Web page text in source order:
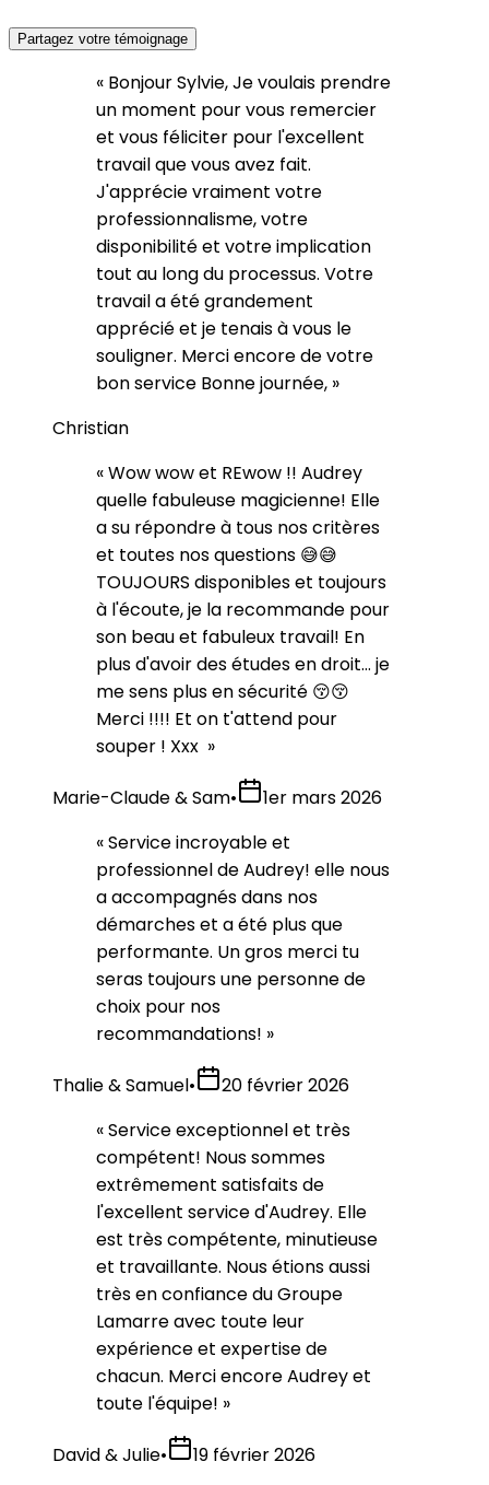
Partagez votre témoignage
« Bonjour Sylvie, Je voulais prendre
un moment pour vous remercier
et vous féliciter pour l'excellent
travail que vous avez fait.
J'apprécie vraiment votre
professionnalisme, votre
disponibilité et votre implication
tout au long du processus. Votre
travail a été grandement
apprécié et je tenais à vous le
souligner. Merci encore de votre
bon service Bonne journée, »
Christian
«Wow wow et REwow !! Audrey
quelle fabuleuse magicienne! Elle
a su répondre à tous nos critères
et toutes nos questions 😅😅
TOUJOURS disponibles et toujours
à l'écoute, je la recommande pour
son beau et fabuleux travail! En
plus d'avoir des études en droit… je
me sens plus en sécurité 😚😚
Merci !!!! Et on t'attend pour
souper ! Xxx »
Marie-Claude & Sam•
1er mars 2026
«Service incroyable et
professionnel de Audrey! elle nous
a accompagnés dans nos
démarches et a été plus que
performante. Un gros merci tu
seras toujours une personne de
choix pour nos
recommandations! »
Thalie & Samuel•
20 février 2026
«Service exceptionnel et très
compétent! Nous sommes
extrêmement satisfaits de
l'excellent service d'Audrey. Elle
est très compétente, minutieuse
et travaillante. Nous étions aussi
très en confiance du Groupe
Lamarre avec toute leur
expérience et expertise de
chacun. Merci encore Audrey et
toute l'équipe! »
David & Julie•
19 février 2026